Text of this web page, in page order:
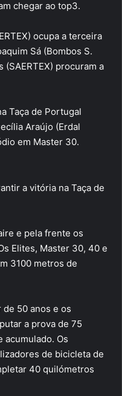
chegar ao top3.
ocupa a terceira
Sá (Bombos S.
procuram a
Taça de Portugal
Araújo (Erdal
em Master 30.
a vitória na Taça de
e pela frente os
Elites, Master 30, 40 e
3100 metros de
50 anos e os
a prova de 75
Os
de bicicleta de
40 quilómetros